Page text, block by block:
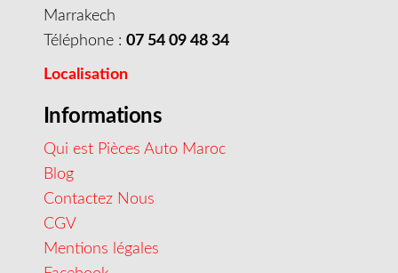
Marrakech
Téléphone : 07 54 09 48 34
Localisation
Informations
Qui est Pièces Auto Maroc
Blog
Contactez Nous
CGV
Mentions légales